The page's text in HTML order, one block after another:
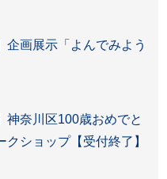
企画展示「よんでみよう
神奈川区100歳おめでと
クショップ【受付終了】